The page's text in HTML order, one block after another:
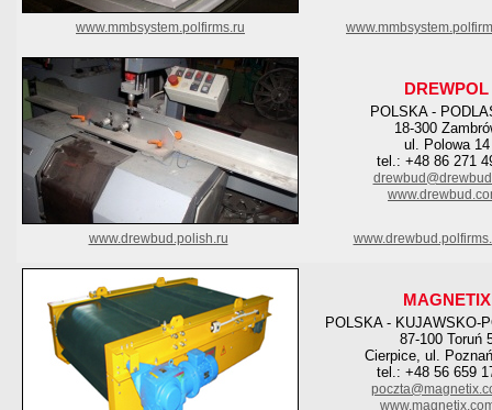
www.mmbsystem.polfirms.ru
DREWPOL
POLSKA -
18-300
ul. Polowa 14
tel.: +48 86 271
www.drewbud.polish.ru
MAGNETIX
POLSKA - KUJAWSKO-
87-100 Toruń
Cierpice, ul.
tel.: +48 56 659